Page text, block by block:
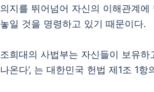
의지를 뛰어넘어 자신의 이해관계
놓일 것을 명령하고 있기 때문이다.
조희대의 사법부는 자신들이 보유
나온다’, 는 대한민국 헌법 제1조 1